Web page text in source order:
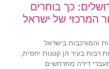
כך בוחרים
המרכזי של ישראל
והמורכבות בישראל
רבות בעיר הן קטנות יחסית,
דירה מתרחשים